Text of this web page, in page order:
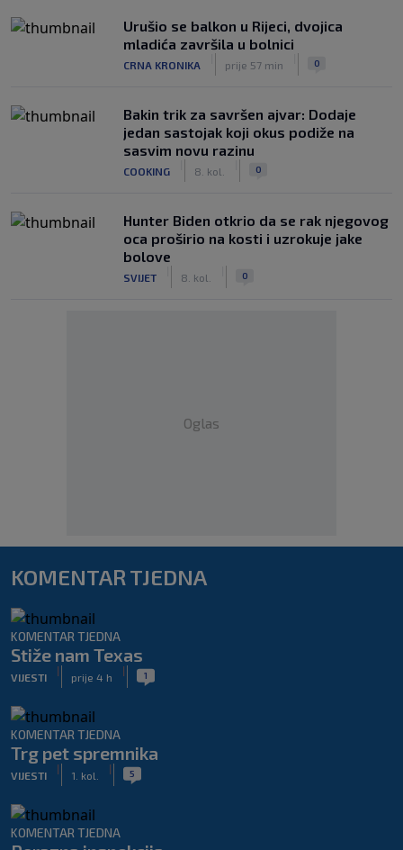
Urušio se balkon u Rijeci, dvojica
mladića završila u bolnici
CRNA KRONIKA prije 57 min 0
Bakin trik za savršen ajvar: Dodaje
jedan sastojak koji okus podiže na
sasvim novu razinu
COOKING 8. kol. 0
Hunter Biden otkrio da se rak njegovog
oca proširio na kosti i uzrokuje jake
bolove
SVIJET 8. kol. 0
Oglas
KOMENTAR TJEDNA
KOMENTAR TJEDNA
Stiže nam Texas
VIJESTI
|
prije 4 h
| 1
KOMENTAR TJEDNA
Trg pet spremnika
VIJESTI
|
1. kol.
| 5
KOMENTAR TJEDNA